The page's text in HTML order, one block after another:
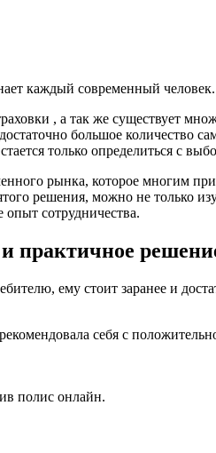
каждый современный человек.
, а так же существует
большое количество
только определиться с
рынка, которое многим
решения, можно не только
сотрудничества.
практичное
ему стоит заранее и
себя с
полис онлайн.